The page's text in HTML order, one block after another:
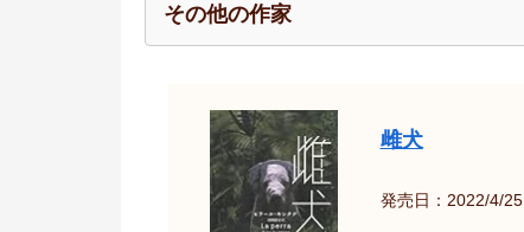
その他の作家
雌犬
発売日：2022/4/25